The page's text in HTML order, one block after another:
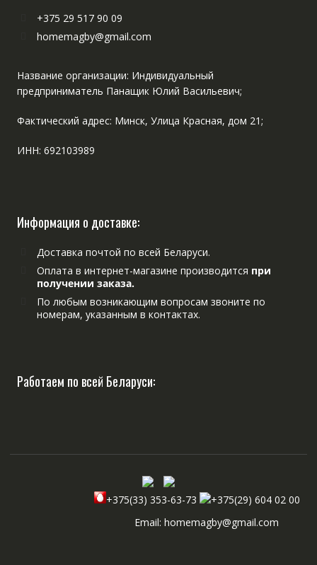
+375 29 517 90 09
homemagby@gmail.com
Название организации: Индивидуальный
предприниматель Панащик Юлий Васильевич;
Фактический адрес: Минск, Улица Красная, дом 21;
ИНН: 692103989
Информация о доставке:
Доставка почтой по всей Беларуси.
Оплата в интернет-магазине производится при
получении заказа.
По любым возникающим вопросам звоните по
номерам, указанным в контактах.
Работаем по всей Беларуси:
+375(33) 353-63-73
+375(29) 604 02 00
Email: homemagby@gmail.com